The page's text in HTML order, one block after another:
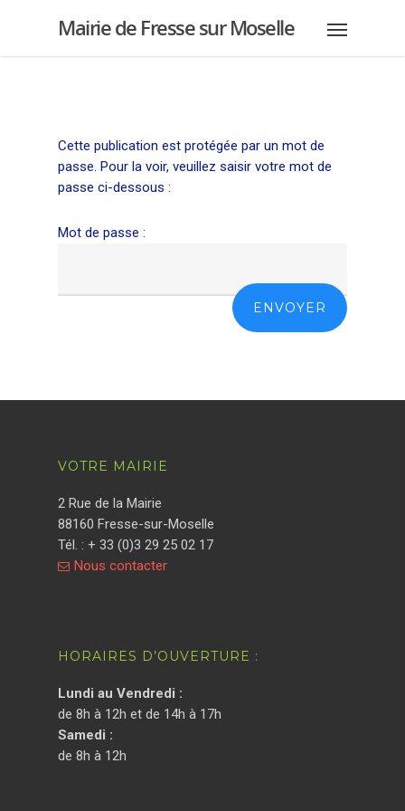
Mairie de Fresse sur Moselle
Cette publication est protégée par un mot de
passe. Pour la voir, veuillez saisir votre mot de
passe ci-dessous :
Mot de passe :
VOTRE MAIRIE
2 Rue de la Mairie
88160 Fresse-sur-Moselle
Tél. : + 33 (0)3 29 25 02 17
Nous contacter
HORAIRES D’OUVERTURE :
Lundi au Vendredi :
de 8h à 12h et de 14h à 17h
Samedi :
de 8h à 12h